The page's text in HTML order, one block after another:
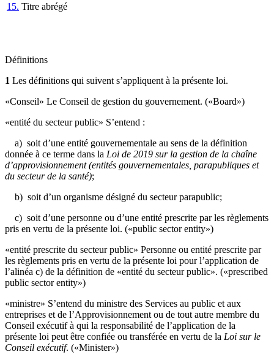
15. Titre abrégé
Définitions
1 Les définitions qui suivent s’appliquent à la présente loi.
«Conseil» Le Conseil de gestion du gouvernement. («Board»)
«entité du secteur public» S’entend :
a) soit d’une entité gouvernementale au sens de la définition
donnée à ce terme dans la Loi de 2019 sur la gestion de la chaîne
d’approvisionnement (entités gouvernementales, parapubliques et
du secteur de la santé);
b) soit d’un organisme désigné du secteur parapublic;
c) soit d’une personne ou d’une entité prescrite par les règlements
pris en vertu de la présente loi. («public sector entity»)
«entité prescrite du secteur public» Personne ou entité prescrite par
les règlements pris en vertu de la présente loi pour l’application de
l’alinéa c) de la définition de «entité du secteur public». («prescribed
public sector entity»)
«ministre» S’entend du ministre des Services au public et aux
entreprises et de l’Approvisionnement ou de tout autre membre du
Conseil exécutif à qui la responsabilité de l’application de la
présente loi peut être confiée ou transférée en vertu de la Loi sur le
Conseil exécutif. («Minister»)